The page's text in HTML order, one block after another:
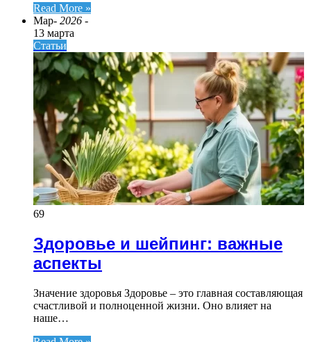
Read More »
Мар- 2026 -
13 марта
Статьи
69
Здоровье и шейпинг: важные
аспекты
Значение здоровья Здоровье – это главная составляющая
счастливой и полноценной жизни. Оно влияет на
наше…